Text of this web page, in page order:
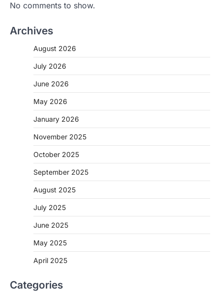
No comments to show.
Archives
August 2026
July 2026
June 2026
May 2026
January 2026
November 2025
October 2025
September 2025
August 2025
July 2025
June 2025
May 2025
April 2025
Categories
CG: शराब दुकानों में गड़बड़ी पर आबकारी
विभाग का बड़ा एक्शन
रायपुर। छत्तीसगढ़ में शराब दुकानों में अधिक कीमत पर
कोचिंग संस्थानों से आवेदन आमंत्रित